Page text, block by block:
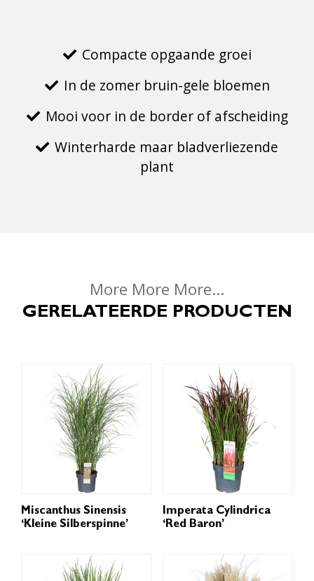
Compacte opgaande groei
In de zomer bruin-gele bloemen
Mooi voor in de border of afscheiding
Winterharde maar bladverliezende
plant
More More More...
GERELATEERDE PRODUCTEN
Miscanthus Sinensis
‘Kleine Silberspinne’
Imperata Cylindrica
‘Red Baron’